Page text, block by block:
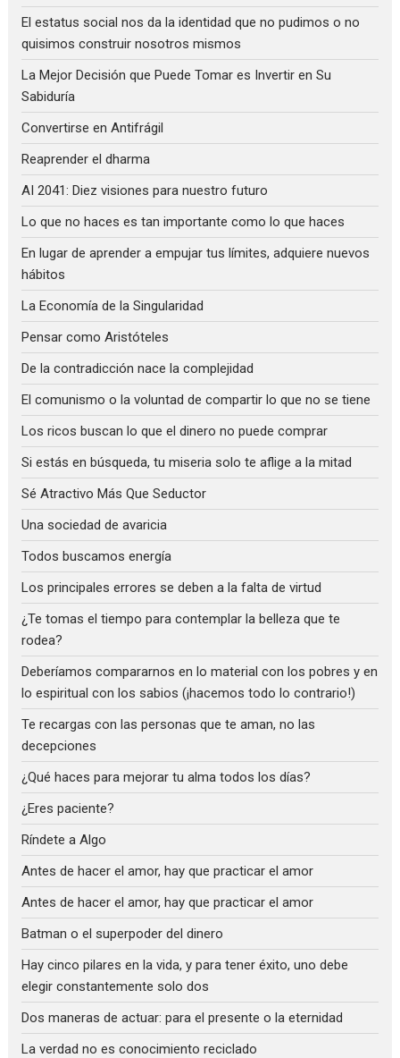
El estatus social nos da la identidad que no pudimos o no
quisimos construir nosotros mismos
La Mejor Decisión que Puede Tomar es Invertir en Su
Sabiduría
Convertirse en Antifrágil
Reaprender el dharma
AI 2041: Diez visiones para nuestro futuro
Lo que no haces es tan importante como lo que haces
En lugar de aprender a empujar tus límites, adquiere nuevos
hábitos
La Economía de la Singularidad
Pensar como Aristóteles
De la contradicción nace la complejidad
El comunismo o la voluntad de compartir lo que no se tiene
Los ricos buscan lo que el dinero no puede comprar
Si estás en búsqueda, tu miseria solo te aflige a la mitad
Sé Atractivo Más Que Seductor
Una sociedad de avaricia
Todos buscamos energía
Los principales errores se deben a la falta de virtud
¿Te tomas el tiempo para contemplar la belleza que te
rodea?
Deberíamos compararnos en lo material con los pobres y en
lo espiritual con los sabios (¡hacemos todo lo contrario!)
Te recargas con las personas que te aman, no las
decepciones
¿Qué haces para mejorar tu alma todos los días?
¿Eres paciente?
Ríndete a Algo
Antes de hacer el amor, hay que practicar el amor
Antes de hacer el amor, hay que practicar el amor
Batman o el superpoder del dinero
Hay cinco pilares en la vida, y para tener éxito, uno debe
elegir constantemente solo dos
Dos maneras de actuar: para el presente o la eternidad
La verdad no es conocimiento reciclado